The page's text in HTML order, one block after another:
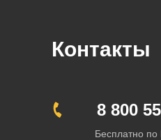
Бесплатно по
Контакты
8 800